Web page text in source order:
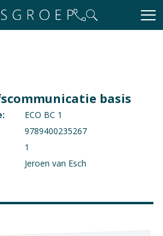
basis
ECO BC 1
9789400235267
1
Jeroen van Esch